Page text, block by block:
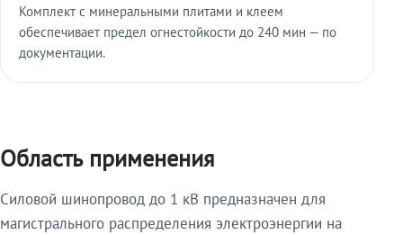
Комплект с минеральными плитами и клеем
обеспечивает предел огнестойкости до 240 мин — по
документации.
Область применения
Силовой шинопровод до 1 кВ предназначен для
магистрального распределения электроэнергии на